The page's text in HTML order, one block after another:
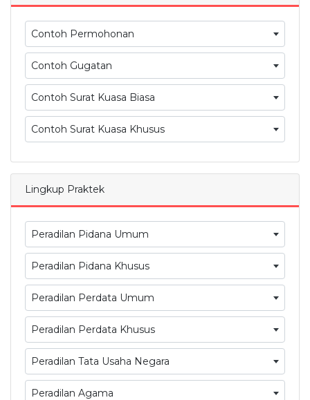
Contoh Permohonan
Contoh Gugatan
Contoh Surat Kuasa Biasa
Contoh Surat Kuasa Khusus
Lingkup Praktek
Peradilan Pidana Umum
Peradilan Pidana Khusus
Peradilan Perdata Umum
Peradilan Perdata Khusus
Peradilan Tata Usaha Negara
Peradilan Agama